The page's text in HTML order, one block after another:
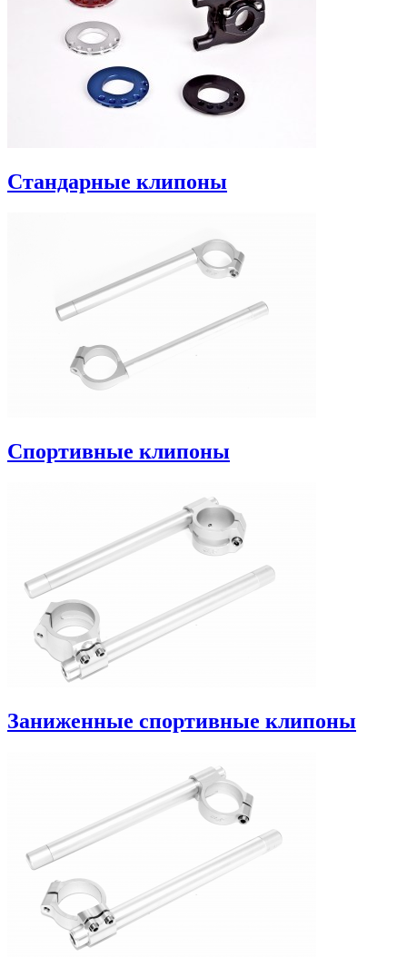
Стандарные клипоны
Спортивные клипоны
Заниженные спортивные клипоны